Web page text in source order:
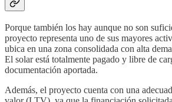
Porque también los hay aunque no son
proyecto representa uno de sus mayores
ubica en una zona consolidada con alta
El solar está totalmente pagado y libre de
documentación aportada.
Además, el proyecto cuenta con una